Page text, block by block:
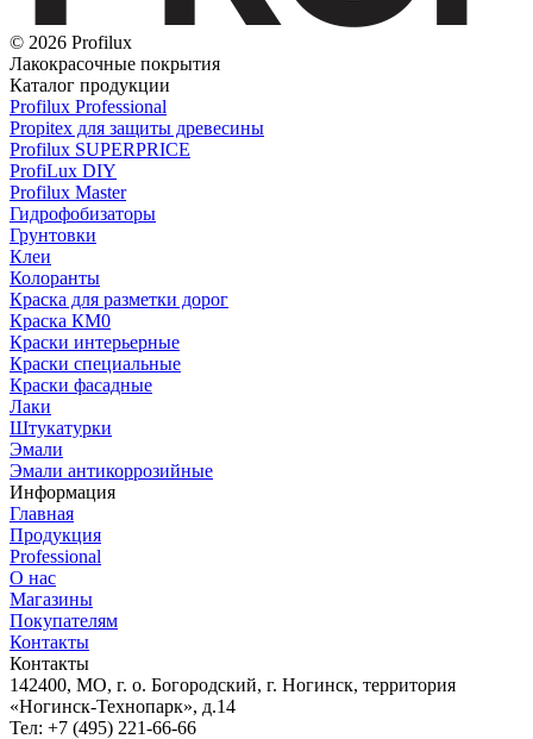
© 2026 Profilux
Лакокрасочные покрытия
Каталог продукции
Profilux Professional
Propitex для защиты древесины
Profilux SUPERPRICE
ProfiLux DIY
Profilux Master
Гидрофобизаторы
Грунтовки
Клеи
Колоранты
Краска для разметки дорог
Краска КМ0
Краски интерьерные
Краски специальные
Краски фасадные
Лаки
Штукатурки
Эмали
Эмали антикоррозийные
Информация
Главная
Продукция
Professional
О нас
Магазины
Покупателям
Контакты
Контакты
142400, МО, г. о. Богородский, г. Ногинск, территория
«Ногинск-Технопарк», д.14
Тел: +7 (495) 221-66-66